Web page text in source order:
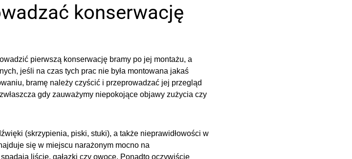
konserwację
pierwszą konserwację bramy po jej montażu, a
jeśli na czas tych prac nie była montowana jakaś
bramę należy czyścić i przeprowadzać jej przegląd
gdy zauważymy niepokojące objawy zużycia czy
(skrzypienia, piski, stuki), a także nieprawidłowości w
się w miejscu narażonym mocno na
liście, gałązki czy owoce. Ponadto oczywiście